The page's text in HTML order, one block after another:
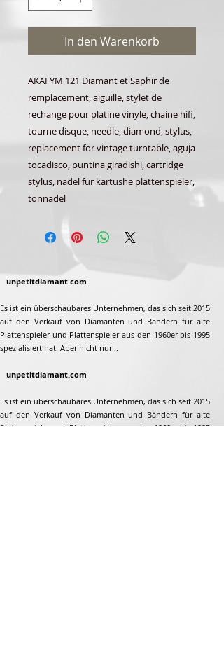
In den Warenkorb
AKAI YM 121 Diamant et Saphir de
remplacement, aiguille, stylet de
rechange pour platine vinyle, chaine hifi,
tourne disque, needle, diamond, stylus,
replacement for vintage turntable, aguja
tocadisco, puntina giradishi, cartridge
stylus, nadel fur kartushe plattenspieler,
tonnadel
unpetitdiamant.com
Es ist ein überschaubares Unternehmen, das sich seit 2015
auf den Verkauf von Diamanten und Bändern für alte
Plattenspieler und Plattenspieler aus den 1960er bis 1995
spezialisiert hat. Aber nicht nur...
unpetitdiamant.com
Es ist ein überschaubares Unternehmen, das sich seit 2015
auf den Verkauf von Diamanten und Bändern für alte
Plattenspieler und Plattenspieler aus den 1960er bis 1995